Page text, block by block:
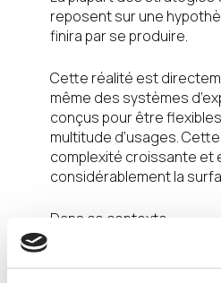
reposent sur une
finira par se produire.
Cette réalité est
même des systèmes
conçus pour être
multitude d’usages.
complexité croissante et
considérablement la
Dans ce contexte :